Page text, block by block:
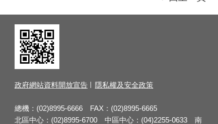
政府網站資料開放宣告 隱私權及安全政策
總機：(02)8995-6666 FAX：(02)8995-6665
北區中心：(02)8995-6700 中區中心：(04)2255-0633 南